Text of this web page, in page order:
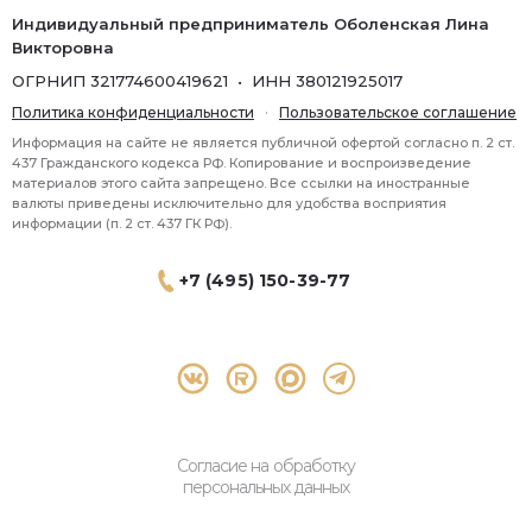
+7 (495) 150-39-77
Согласие на обработку
персональных данных
Индивидуальный предприниматель Оболенская Лина
Викторовна
ОГРНИП 321774600419621 • ИНН 380121925017
Политика конфиденциальности · Пользовательское соглашение
Информация на сайте не является публичной офертой согласно п. 2 ст.
437 Гражданского кодекса РФ. Копирование и воспроизведение
материалов этого сайта запрещено. Все ссылки на иностранные
валюты приведены исключительно для удобства восприятия
информации (п. 2 ст. 437 ГК РФ).